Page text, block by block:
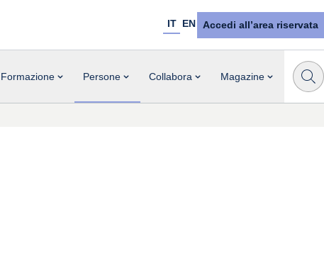
IT EN Accedi all’area riservata
Formazione Persone Collabora Magazine